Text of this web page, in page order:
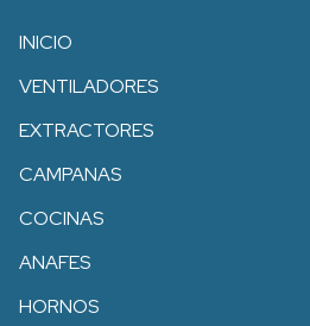
INICIO
VENTILADORES
EXTRACTORES
CAMPANAS
COCINAS
ANAFES
HORNOS